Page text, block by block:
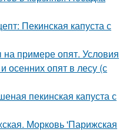
Пекинская капуста с
на примере опят. Условия
осенних опят в лесу (с
пекинская капуста с
Морковь 'Парижская